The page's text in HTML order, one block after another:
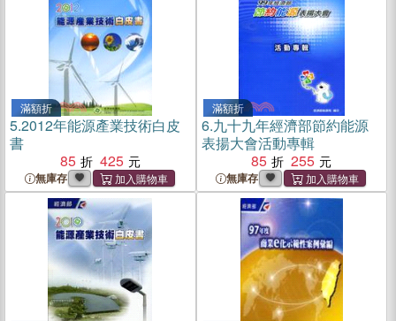
滿額折
5.2012年能源產業技術白皮
書
85
425
無庫存
滿額折
6.九十九年經濟部節約能源
表揚大會活動專輯
85
255
無庫存